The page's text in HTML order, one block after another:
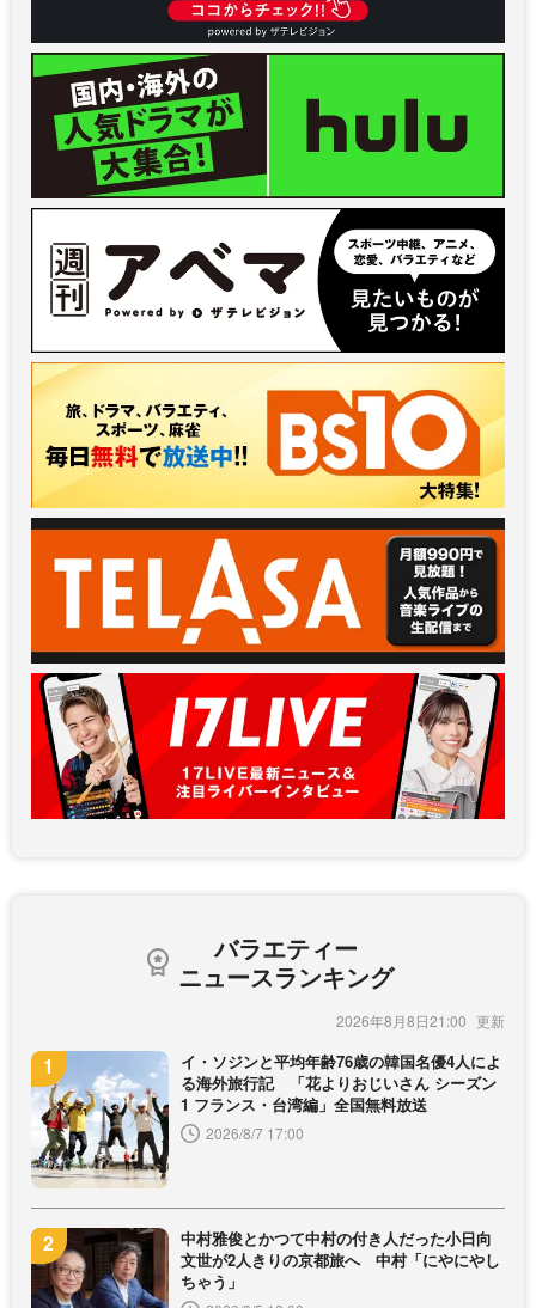
バラエティー
ニュースランキング
2026年8月8日21:00
イ・ソジンと平均年齢76歳の韓国名優4人によ
る海外旅行記 「花よりおじいさん シーズン
1 フランス・台湾編」全国無料放送
2026/8/7 17:00
中村雅俊とかつて中村の付き人だった小日向
文世が2人きりの京都旅へ 中村「にやにやし
ちゃう」